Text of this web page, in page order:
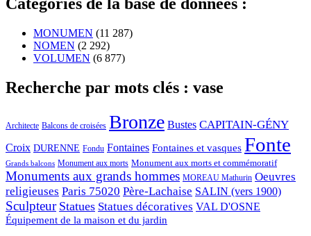
MONUMEN (11 287)
NOMEN (2 292)
VOLUMEN (6 877)
Recherche par mots clés : vase
Architecte Balcons de croisées Bronze Bustes CAPITAIN-GÉNY
Croix DURENNE Fondu Fontaines Fontaines et vasques Fonte
Grands balcons Monument aux morts Monument aux morts et commémoratif
Monuments aux grands hommes MOREAU Mathurin Oeuvres
religieuses Paris 75020 Père-Lachaise SALIN (vers 1900)
Sculpteur Statues Statues décoratives VAL D'OSNE
Équipement de la maison et du jardin